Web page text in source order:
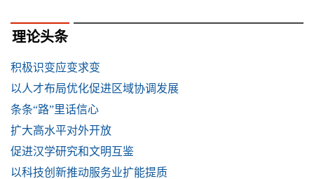
理论头条
积极识变应变求变
以人才布局优化促进区域协调发展
条条“路”里话信心
扩大高水平对外开放
促进汉学研究和文明互鉴
以科技创新推动服务业扩能提质